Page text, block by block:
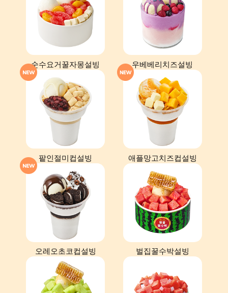
순수요거꿀자몽설빙 우베베리치즈설빙
팥인절미컵설빙 애플망고치즈컵설빙
오레오초코컵설빙 벌집꿀수박설빙